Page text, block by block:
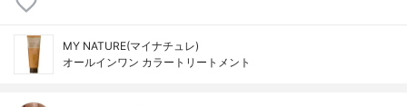
MY NATURE(マイナチュレ)
オールインワン カラートリートメント